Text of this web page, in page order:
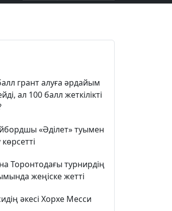
грант алуға әрдайым
ал 100 балл жеткілікті
«Әділет» туымен
Торонтодағы турнирдің
жеңіске жетті
әкесі Хорхе Месси